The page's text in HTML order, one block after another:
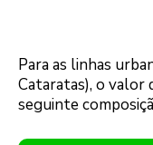
Para as linhas
Cataratas), o valor
seguinte